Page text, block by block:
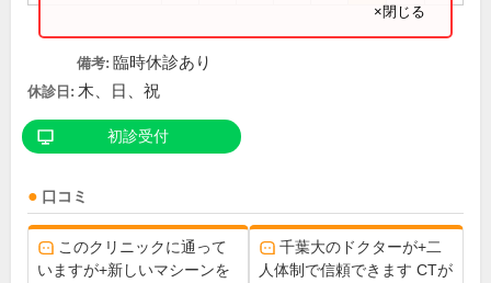
×閉じる
備考: 臨時休診あり
休診日: 木、日、祝
初診受付
口コミ
このクリニックに通って
いますが+新しいマシーンを
千葉大のドクターが+二
人体制で信頼できます CTが